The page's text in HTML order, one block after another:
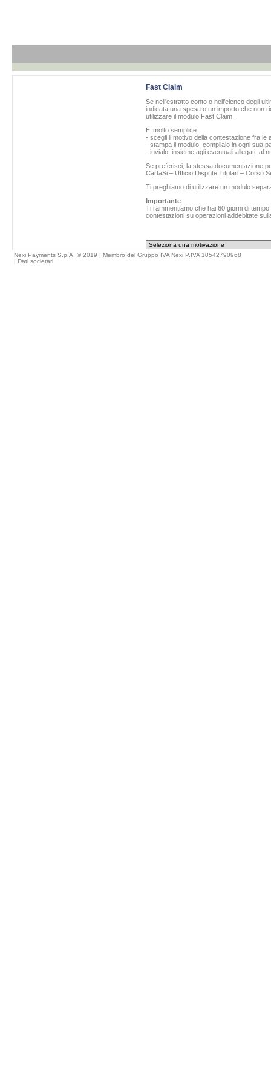
Fast Claim
Se nell'estratto conto o nell’elenco degli
indicata una spesa o un importo che non
utilizzare il modulo Fast Claim.
E’ molto semplice:
- scegli il motivo della contestazione fra le
- stampa il modulo, compilalo in ogni sua
- invialo, insieme agli eventuali allegati, al
Se preferisci, la stessa documentazione
CartaSi – Ufficio Dispute Titolari – Corso
Ti preghiamo di utilizzare un modulo
Importante
Ti rammentiamo che hai 60 giorni di
contestazioni su operazioni addebitate
Nexi Payments S.p.A. © 2019 | Membro del Gruppo IVA Nexi P.IVA 10542790968
| Dati societari